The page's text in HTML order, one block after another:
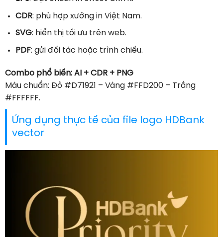
CDR: phù hợp xưởng in Việt Nam.
SVG: hiển thị tối ưu trên web.
PDF: gửi đối tác hoặc trình chiếu.
Combo phổ biến: AI + CDR + PNG
Màu chuẩn: Đỏ #D71921 – Vàng #FFD200 – Trắng
#FFFFFF.
Ứng dụng thực tế của file logo HDBank
vector